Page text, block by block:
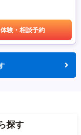
体験・相談予約
探す